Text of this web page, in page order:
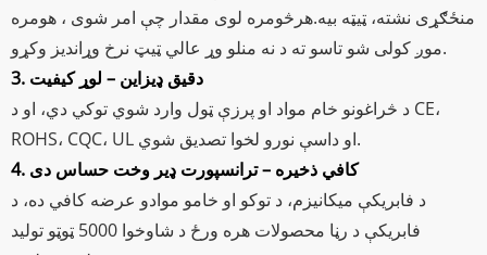
منځګړی نشته، ټیټه بیه.هرڅومره لوی مقدار چې امر شوی ، هومره
موږ کولی شو تاسو ته د نه منلو وړ عالي ټیټ نرخ وړاندیز وکړو.
3. دقیق ډیزاین – لوړ کیفیت
د څراغونو خام مواد او پرزې ټول وارد شوي توکي دي، او د CE،
ROHS، CQC، UL او داسې نورو لخوا تصدیق شوي.
4. کافي ذخیره – ترانسپورت ډیر وخت حساس دی
د فابریکې میکانیزم، د توکو او خامو موادو عرضه کافي ده، د
فابریکې د رڼا محصولات هره ورځ د شاوخوا 5000 ټوټو تولید